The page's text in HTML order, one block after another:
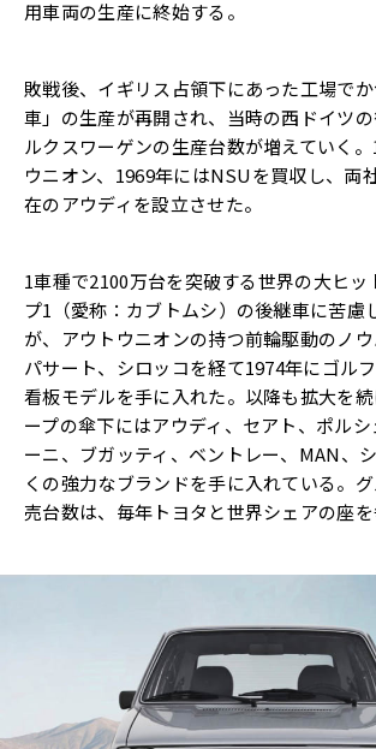
用車両の生産に終始する。
敗戦後、イギリス占領下にあった工場で
車」の生産が再開され、当時の西ドイツ
ルクスワーゲンの生産台数が増えていく
ウニオン、1969年にはNSUを買収し、両
在のアウディを設立させた。
1車種で2100万台を突破する世界の大ヒッ
プ1（愛称：カブトムシ）の後継車に苦慮
が、アウトウニオンの持つ前輪駆動のノウ
パサート、シロッコを経て1974年にゴル
看板モデルを手に入れた。以降も拡大を
ープの傘下にはアウディ、セアト、ポル
ーニ、ブガッティ、ベントレー、MAN、
くの強力なブランドを手に入れている。
売台数は、毎年トヨタと世界シェアの座を